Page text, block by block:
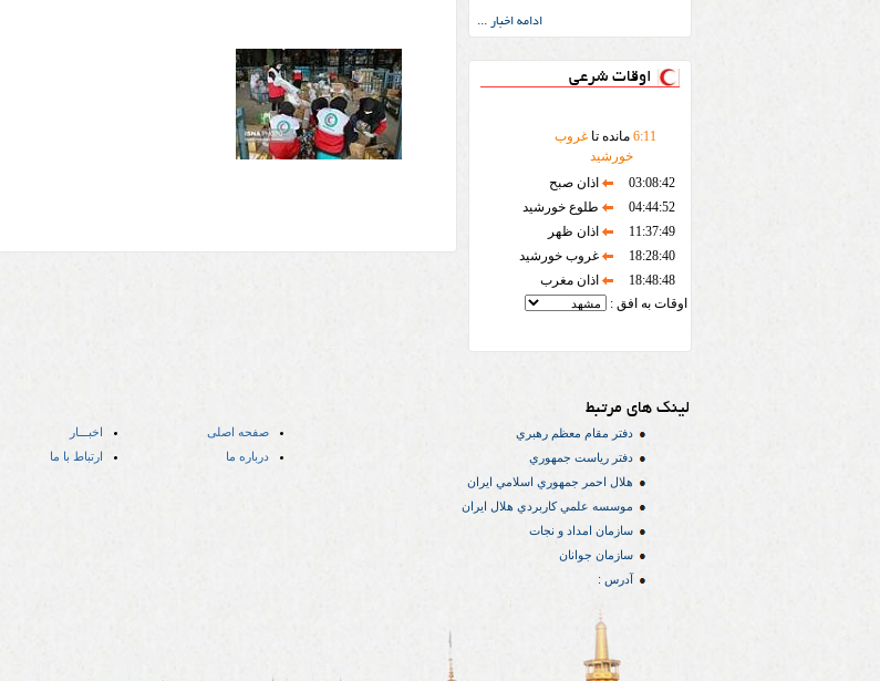
ادامه اخبار ...
اوقات شرعی
6:11 مانده تاغروب
خورشید
03:08:42
اذان صبح
04:44:52
طلوع خورشید
11:37:49
اذان ظهر
18:28:40
غروب خورشید
18:48:48
اذان مغرب
اوقات به افق :
لینک های مرتبط
دفتر مقام معظم رهبري
دفتر رياست جمهوري
هلال احمر جمهوري اسلامي ايران
موسسه علمي كاربردي هلال ایران
سازمان امداد و نجات
سازمان جوانان
آدرس :
صفحه اصلی
اخبـــار
درباره ما
ارتباط با ما